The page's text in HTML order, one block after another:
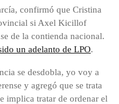
confirmó que Cristina
si Axel Kicillof
de la contienda nacional.
un adelanto de LPO.
se desdobla, yo voy a
y agregó que se trata
implica tratar de ordenar el